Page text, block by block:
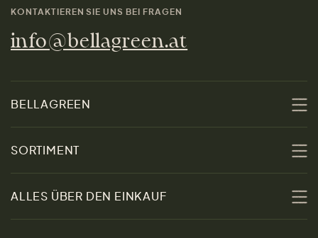
KONTAKTIEREN SIE UNS BEI FRAGEN
info@bellagreen.at
BELLAGREEN
Nachhaltigkeit
SORTIMENT
Damen
ALLES ÜBER DEN EINKAUF